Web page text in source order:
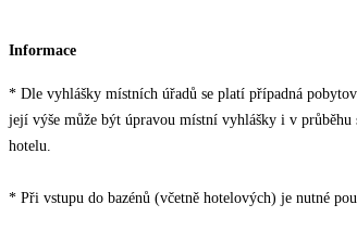
Informace
* Dle vyhlášky místních úřadů se platí případná
její výše může být úpravou místní vyhlášky i v
hotelu.
* Při vstupu do bazénů (včetně hotelových) je nutné